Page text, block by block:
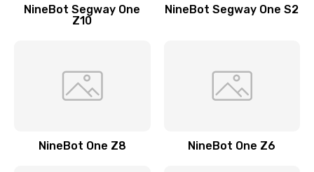
NineBot Segway One
Z10
NineBot Segway One S2
NineBot One Z8 NineBot One Z6